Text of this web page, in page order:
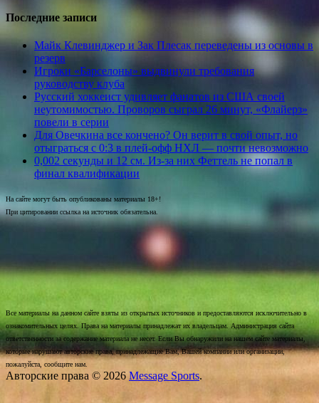
Последние записи
Майк Клевинджер и Зак Плесак переведены из основы в
резерв
Игроки «Барселоны» выдвинули требования
руководству клуба
Русский хоккеист удивляет фанатов из США своей
неутомимостью. Проворов сыграл 26 минут, «Флайерз»
повели в серии
Для Овечкина все кончено? Он верит в свой опыт, но
отыграться с 0:3 в плей-офф НХЛ — почти невозможно
0,002 секунды и 12 см. Из-за них Феттель не попал в
финал квалификации
На сайте могут быть опубликованы материалы 18+!
При цитировании ссылка на источник обязательна.
Все материалы на данном сайте взяты из открытых источников и предоставляются исключительно в
ознакомительных целях. Права на материалы принадлежат их владельцам. Администрация сайта
ответственности за содержание материала не несет. Если Вы обнаружили на нашем сайте материалы,
которые нарушают авторские права, принадлежащие Вам, Вашей компании или организации,
пожалуйста, сообщите нам.
Авторские права © 2026 Message Sports.